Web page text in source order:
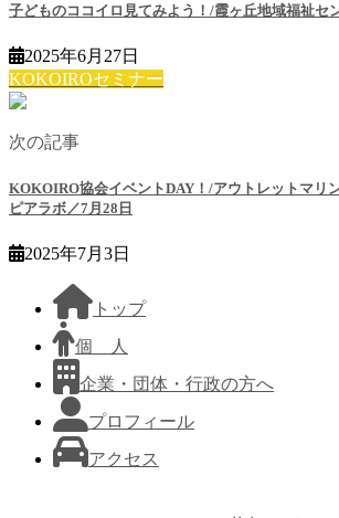
子どものココイロ見てみよう！/霞ヶ丘地域福祉セ
2025年6月27日
KOKOIROセミナー
次の記事
KOKOIRO協会イベントDAY！/アウトレットマリ
ピアラボ／7月28日
2025年7月3日
トップ
個 人
企業・団体・行政の方へ
プロフィール
アクセス